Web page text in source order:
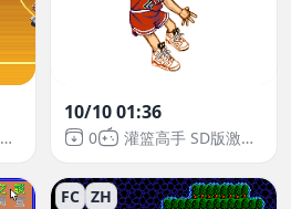
10/10 01:36
0 灌篮高手 SD版激斗升级
FC ZH